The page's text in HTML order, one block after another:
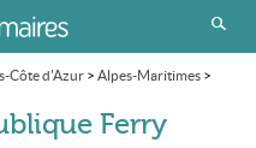
Côte d'Azur> Alpes-Maritimes>
Ferry Ferry